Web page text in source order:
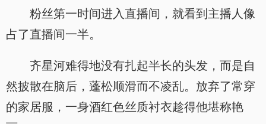
粉丝第一时间进入直播间，就看到主播人像
占了直播间一半。
齐星河难得地没有扎起半长的头发，而是自
然披散在脑后，蓬松顺滑而不凌乱。放弃了常穿
的家居服，一身酒红色丝质衬衣趁得他堪称艳